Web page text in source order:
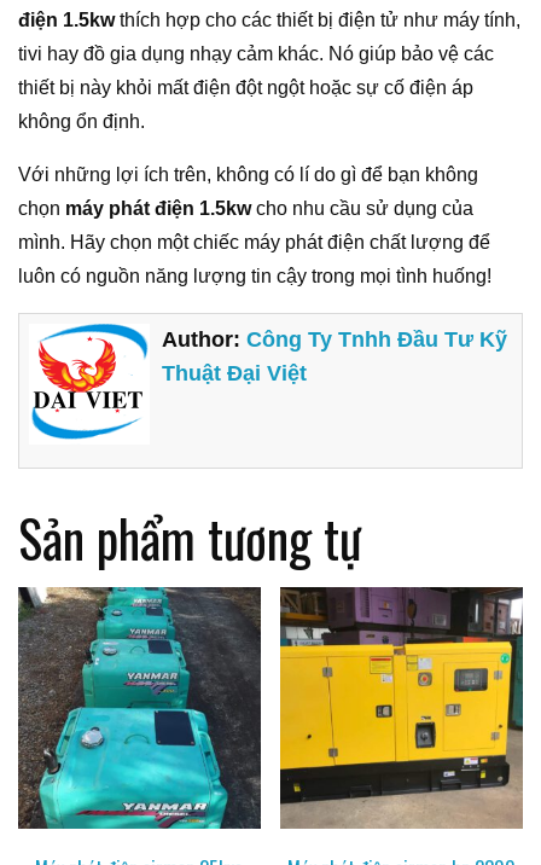
điện 1.5kwthích hợp cho các thiết bị điện tử như máy tính,
tivi hay đồ gia dụng nhạy cảm khác. Nó giúp bảo vệ các
thiết bị này khỏi mất điện đột ngột hoặc sự cố điện áp
không ổn định.
Với những lợi ích trên, không có lí do gì để bạn không
chọn máy phát điện 1.5kwcho nhu cầu sử dụng của
mình. Hãy chọn một chiếc máy phát điện chất lượng để
luôn có nguồn năng lượng tin cậy trong mọi tình huống!
Author:Công Ty Tnhh Đầu Tư Kỹ
Thuật Đại Việt
Sản phẩm tương tự